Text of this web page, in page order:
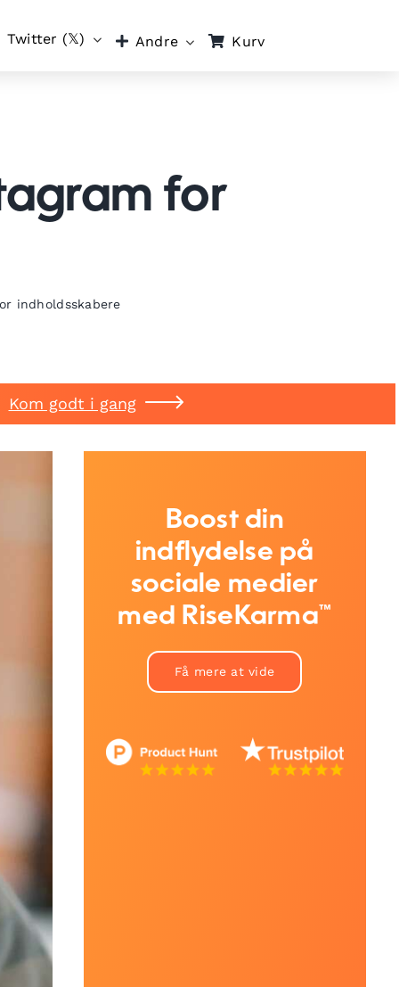
Twitter (𝕏) Andre Kurv
for
indholdsskabere
Kom godt i gang
Boost din
indflydelse på
sociale medier
med RiseKarma™
Få mere at vide